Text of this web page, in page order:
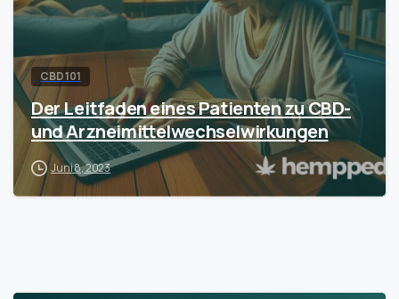
CBD 101
Der Leitfaden eines Patienten zu CBD-
und Arzneimittelwechselwirkungen
Juni 8, 2023